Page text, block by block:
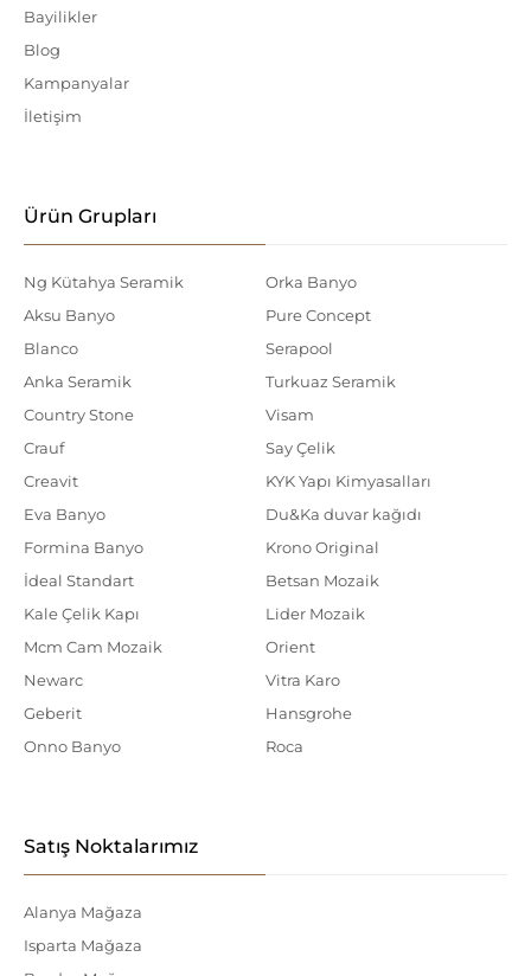
Bayilikler
Blog
Kampanyalar
İletişim
Ürün Grupları
Ng Kütahya Seramik
Aksu Banyo
Blanco
Anka Seramik
Country Stone
Crauf
Creavit
Eva Banyo
Formina Banyo
İdeal Standart
Kale Çelik Kapı
Mcm Cam Mozaik
Newarc
Geberit
Onno Banyo
Orka Banyo
Pure Concept
Serapool
Turkuaz Seramik
Visam
Say Çelik
KYK Yapı Kimyasalları
Du&Ka duvar kağıdı
Krono Original
Betsan Mozaik
Lider Mozaik
Orient
Vitra Karo
Hansgrohe
Roca
Satış Noktalarımız
Alanya Mağaza
Isparta Mağaza